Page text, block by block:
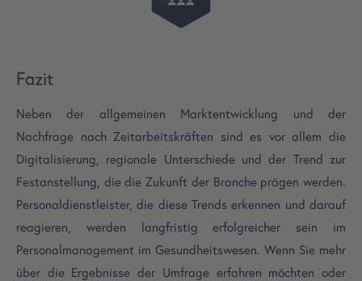
Fazit
Neben der allgemeinen Marktentwicklung und der
Nachfrage nach Zeitarbeitskräften sind es vor allem die
Digitalisierung, regionale Unterschiede und der Trend zur
Festanstellung, die die Zukunft der Branche prägen werden.
Personaldienstleister, die diese Trends erkennen und darauf
reagieren, werden langfristig erfolgreicher sein im
Personalmanagement im Gesundheitswesen. Wenn Sie mehr
über die Ergebnisse der Umfrage erfahren möchten oder